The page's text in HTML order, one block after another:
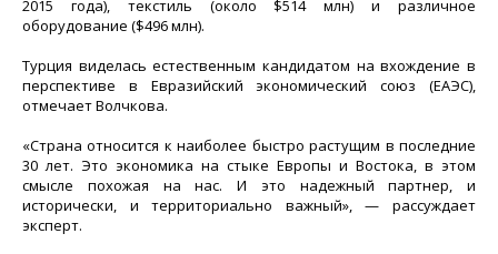
2015 года), текстиль (около $514 млн) и различное
оборудование ($496 млн).
Турция виделась естественным кандидатом на вхождение в
перспективе в Евразийский экономический союз (ЕАЭС),
отмечает Волчкова.
«Страна относится к наиболее быстро растущим в последние
30 лет. Это экономика на стыке Европы и Востока, в этом
смысле похожая на нас. И это надежный партнер, и
исторически, и территориально важный», — рассуждает
эксперт.